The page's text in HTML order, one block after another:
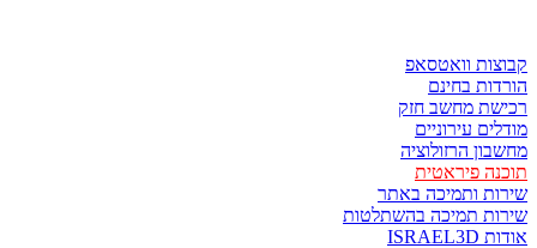
קבוצות וואטסאפ
הורדות בחינם
רכישת מחשב חזק
מודלים עירוניים
מחשבון הרזולוציה
תוכנה פיראטית
שירות ותמיכה באתר
שירות תמיכה בהשתלטות
אודות ISRAEL3D